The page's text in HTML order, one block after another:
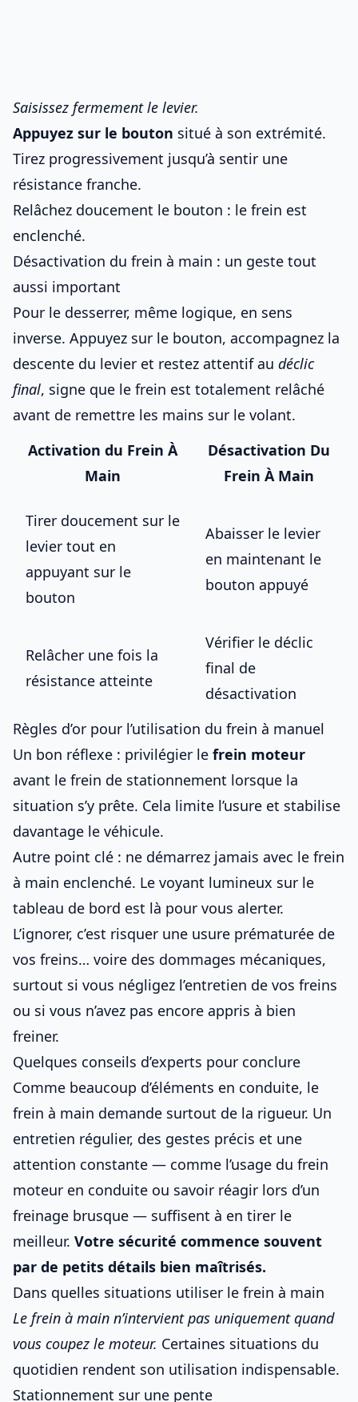
Saisissez fermement le levier.
Appuyez sur le bouton situé à son extrémité.
Tirez progressivement jusqu’à sentir une
résistance franche.
Relâchez doucement le bouton : le frein est
enclenché.
Désactivation du frein à main : un geste tout
aussi important
Pour le desserrer, même logique, en sens
inverse. Appuyez sur le bouton, accompagnez la
descente du levier et restez attentif au déclic
final, signe que le frein est totalement relâché
avant de remettre les mains sur le volant.
Activation du Frein À
Main
Désactivation Du
Frein À Main
Tirer doucement sur le
levier tout en
appuyant sur le
bouton
Abaisser le levier
en maintenant le
bouton appuyé
Relâcher une fois la
résistance atteinte
Vérifier le déclic
final de
désactivation
Règles d’or pour l’utilisation du frein à manuel
Un bon réflexe : privilégier le frein moteur
avant le frein de stationnement lorsque la
situation s’y prête. Cela limite l’usure et stabilise
davantage le véhicule.
Autre point clé : ne démarrez jamais avec le frein
à main enclenché. Le voyant lumineux sur le
tableau de bord est là pour vous alerter.
L’ignorer, c’est risquer une usure prématurée de
vos freins… voire des dommages mécaniques,
surtout si vous négligez l’entretien de vos freins
ou si vous n’avez pas encore appris à bien
freiner.
Quelques conseils d’experts pour conclure
Comme beaucoup d’éléments en conduite, le
frein à main demande surtout de la rigueur. Un
entretien régulier, des gestes précis et une
attention constante — comme l’usage du frein
moteur en conduite ou savoir réagir lors d’un
freinage brusque — suffisent à en tirer le
meilleur. Votre sécurité commence souvent
par de petits détails bien maîtrisés.
Dans quelles situations utiliser le frein à main
Le frein à main n’intervient pas uniquement quand
vous coupez le moteur. Certaines situations du
quotidien rendent son utilisation indispensable.
Stationnement sur une pente